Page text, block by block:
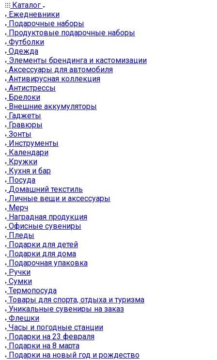
Каталог
Ежедневники
Подарочные наборы
Продуктовые подарочные наборы
Футболки
Одежда
Элементы брендинга и кастомизации
Аксессуары для автомобиля
Антивирусная коллекция
Антистрессы
Брелоки
Внешние аккумуляторы
Гаджеты
Гравюры
Зонты
Инструменты
Календари
Кружки
Кухня и бар
Посуда
Домашний текстиль
Личные вещи и аксессуары
Мерч
Наградная продукция
Офисные сувениры
Пледы
Подарки для детей
Подарки для дома
Подарочная упаковка
Ручки
Сумки
Термопосуда
Товары для спорта, отдыха и туризма
Уникальные сувениры на заказ
Флешки
Часы и погодные станции
Подарки на 23 февраля
Подарки на 8 марта
Подарки на новый год и рождество